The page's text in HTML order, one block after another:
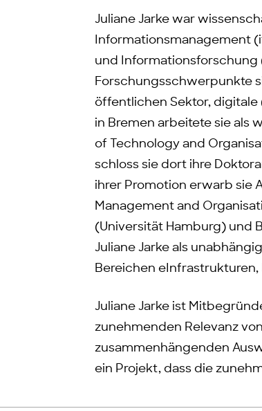
Juliane Jarke war
Informationsmanagement
und Informationsforschung
Forschungsschwerpunkte
öffentlichen Sektor, digitale
in Bremen arbeitete sie als
of Technology and
schloss sie dort ihre
ihrer Promotion erwarb sie
Management and
(Universität Hamburg) und
Juliane Jarke als
Bereichen
Juliane Jarke ist
zunehmenden Relevanz
zusammenhängenden
ein Projekt, dass die